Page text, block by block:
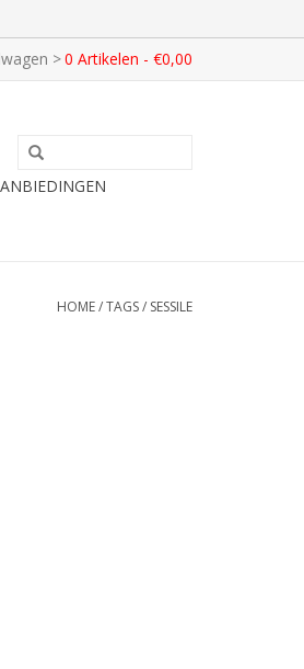
>0 Artikelen - €0,00
HOME/TAGS/ SESSILE